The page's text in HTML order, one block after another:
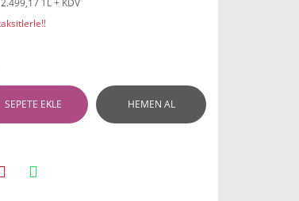
2.499,17 TL + KDV
SEPETE EKLE HEMEN AL